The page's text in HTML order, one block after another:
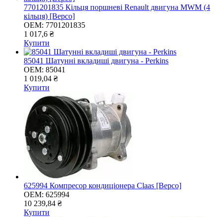
7701201835 Кільця поршневі Renault двигуна MWM (4
кільця) [Bepco]
OEM: 7701201835
1 017,6 ₴
Купити
85041 Шатунні вкладиші двигуна - Perkins
OEM: 85041
1 019,04 ₴
Купити
625994 Компресор кондиціонера Claas [Bepco]
OEM: 625994
10 239,84 ₴
Купити